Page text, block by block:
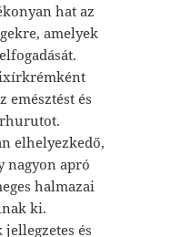
hat az
amelyek
emésztést és
elhelyezkedő,
nagyon apró
halmazai
ki.
jellegzetes és